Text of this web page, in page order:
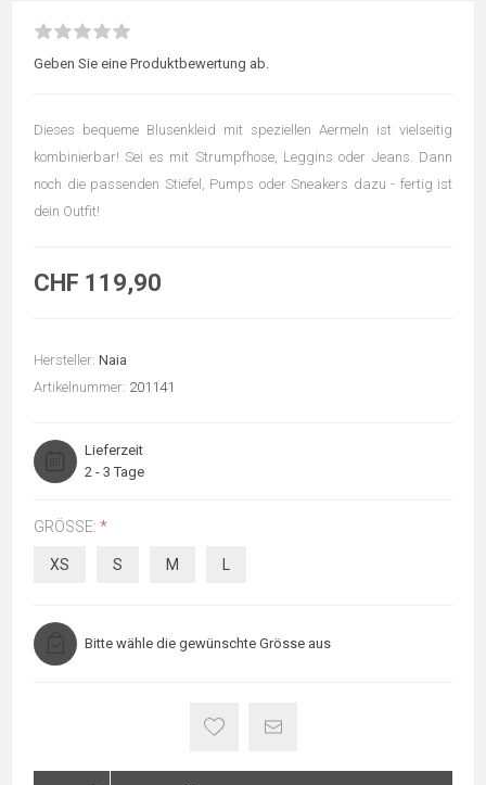
Geben Sie eine Produktbewertung ab.
Dieses bequeme Blusenkleid mit speziellen Aermeln ist vielseitig
kombinierbar! Sei es mit Strumpfhose, Leggins oder Jeans. Dann
noch die passenden Stiefel, Pumps oder Sneakers dazu - fertig ist
dein Outfit!
CHF 119,90
Hersteller: Naia
Artikelnummer: 201141
Lieferzeit
2 - 3 Tage
GRÖSSE: *
XS S M
Bitte wähle die gewünschte Grösse aus